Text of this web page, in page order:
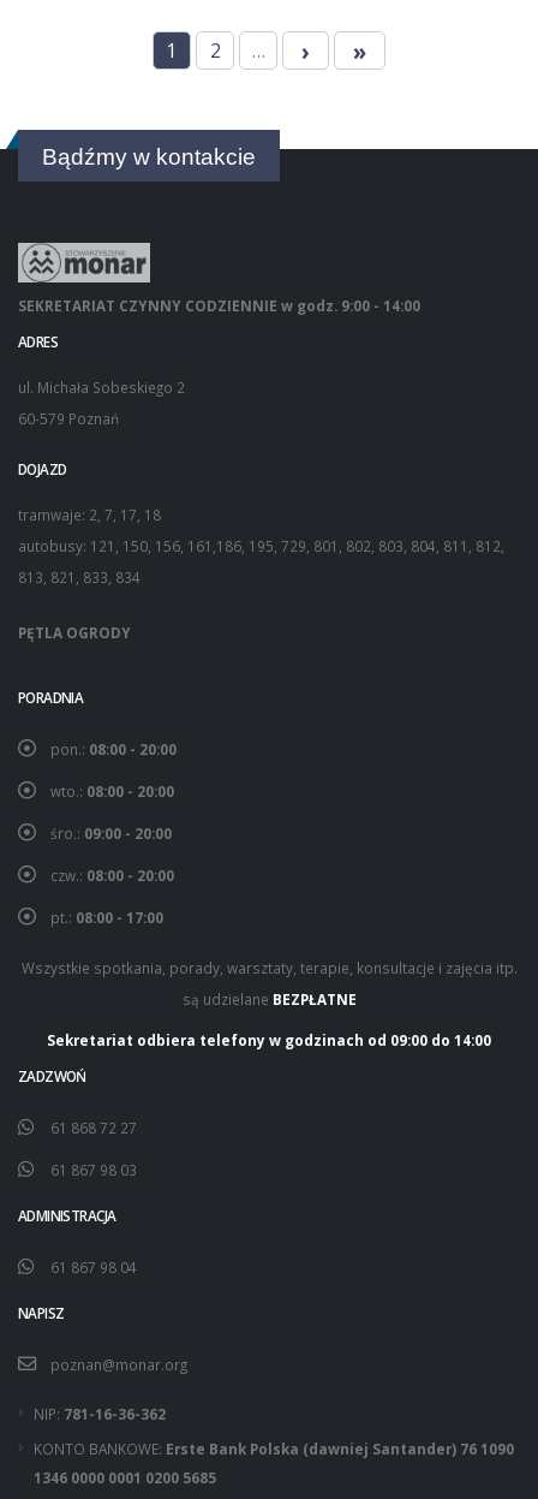
1 2 … › »
Bądźmy w kontakcie
SEKRETARIAT CZYNNY CODZIENNIE w godz. 9:00 - 14:00
ADRES
ul. Michała Sobeskiego 2
60-579 Poznań
DOJAZD
tramwaje: 2, 7, 17, 18
autobusy: 121, 150, 156, 161,186, 195, 729, 801, 802, 803, 804, 811, 812,
813, 821, 833, 834
PĘTLA OGRODY
PORADNIA
pon.: 08:00 - 20:00
wto.: 08:00 - 20:00
śro.: 09:00 - 20:00
czw.: 08:00 - 20:00
pt.: 08:00 - 17:00
Wszystkie spotkania, porady, warsztaty, terapie, konsultacje i zajęcia itp.
są udzielane BEZPŁATNE
Sekretariat odbiera telefony w godzinach od 09:00 do 14:00
ZADZWOŃ
61 868 72 27
61 867 98 03
ADMINISTRACJA
61 867 98 04
NAPISZ
poznan@monar.org
NIP: 781-16-36-362
KONTO BANKOWE: Erste Bank Polska (dawniej Santander) 76 1090
1346 0000 0001 0200 5685